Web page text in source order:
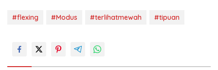
#flexing #Modus #terlihatmewah #tipuan